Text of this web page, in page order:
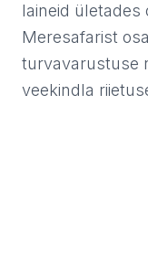
laineid ületades
Meresafarist
turvavarustuse
veekindla